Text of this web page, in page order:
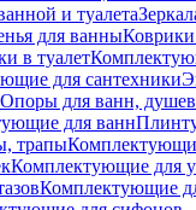
и туалета
для ванны
в туалет
для сантехники
Опоры для ванн,
для ванн
трапы
Комплектующие для
Комплектующие